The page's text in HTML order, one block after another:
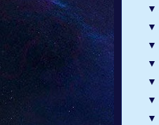
▼
▼
▼
▼
▼
▼
▼